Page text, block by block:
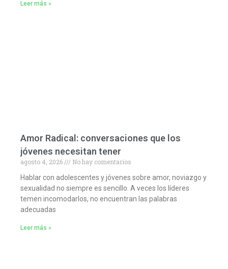
Leer más »
Amor Radical: conversaciones que los
jóvenes necesitan tener
agosto 4, 2026
No hay comentarios
Hablar con adolescentes y jóvenes sobre amor, noviazgo y
sexualidad no siempre es sencillo. A veces los líderes
temen incomodarlos, no encuentran las palabras
adecuadas
Leer más »